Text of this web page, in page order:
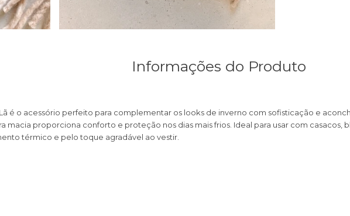
Informações do Produto
é o acessório perfeito para complementar os looks de inverno com sofisticação e
macia proporciona conforto e proteção nos dias mais frios. Ideal para usar com
térmico e pelo toque agradável ao vestir.